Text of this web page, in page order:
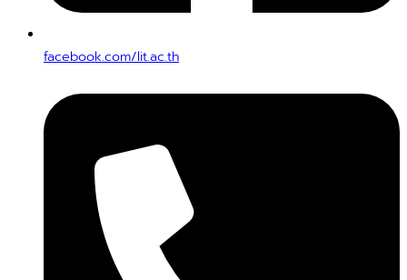
facebook.com/lit.ac.th